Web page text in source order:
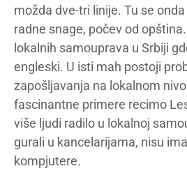
možda dve-tri linije. Tu se
radne snage, počev od
lokalnih samouprava u Srbiji
engleski. U isti mah postoji
zapošljavanja na lokalnom
fascinantne primere recimo
više ljudi radilo u lokalnoj
gurali u kancelarijama, nisu
kompjutere.